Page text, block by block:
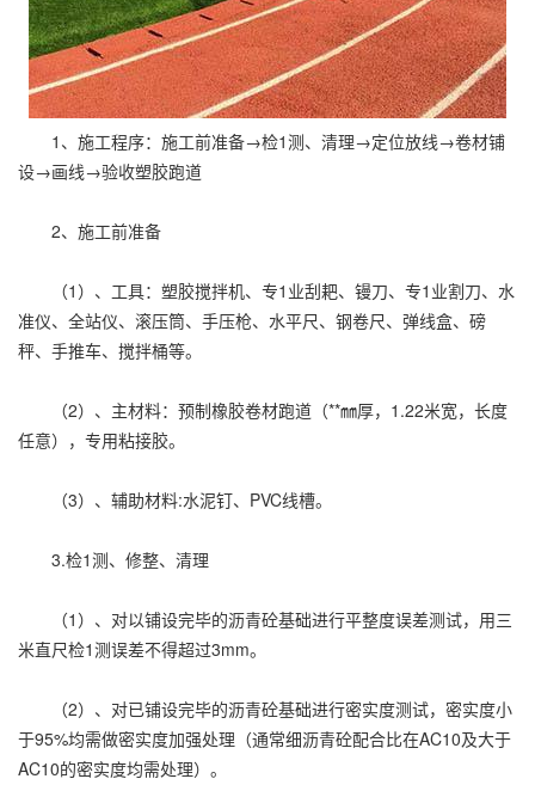
1、施工程序：施工前准备→检1测、清理→定位放线→卷材铺
设→画线→验收塑胶跑道
2、施工前准备
（1）、工具：塑胶搅拌机、专1业刮耙、镘刀、专1业割刀、水
准仪、全站仪、滚压筒、手压枪、水平尺、钢卷尺、弹线盒、磅
秤、手推车、搅拌桶等。
（2）、主材料：预制橡胶卷材跑道（**㎜厚，1.22米宽，长度
任意），专用粘接胶。
（3）、辅助材料:水泥钉、PVC线槽。
3.检1测、修整、清理
（1）、对以铺设完毕的沥青砼基础进行平整度误差测试，用三
米直尺检1测误差不得超过3mm。
（2）、对已铺设完毕的沥青砼基础进行密实度测试，密实度小
于95%均需做密实度加强处理（通常细沥青砼配合比在AC10及大于
AC10的密实度均需处理）。